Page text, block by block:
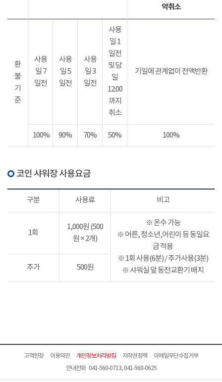
약취소
환
불
기
준
사용
일 7
일전
사용
일 5
일전
사용
일 3
일전
사용
일 1
일전
및 당
일
12:00
까지
취소
기일에 관계없이 전액반환
100% 90% 70% 50% 100%
코인 샤워장 사용요금
구분 사용료 비고
1회
1,000원 (500
원 × 2개)
※ 온수 가능
※ 어른, 청소년,어린이 등 동일요
금 적용
※ 1회 사용(6분) / 추가사용(3분)
※ 샤워실 앞 동전교환기 배치
추가 500원
고객헌장 이용약관 개인정보처리방침 저작권정책
이메일무단수집거부
안내전화 041-560-0713, 041-560-0625